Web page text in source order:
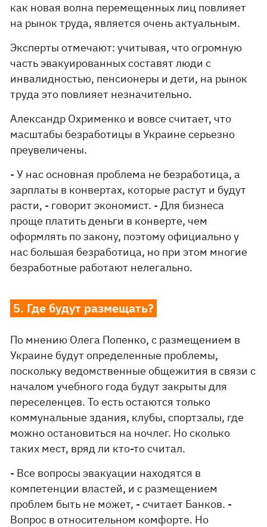
как новая волна перемещенных лиц повлияет
на рынок труда, является очень актуальным.
Эксперты отмечают: учитывая, что огромную
часть эвакуированных составят люди с
инвалидностью, пенсионеры и дети, на рынок
труда это повлияет незначительно.
Александр Охрименко и вовсе считает, что
масштабы безработицы в Украине серьезно
преувеличены.
- У нас основная проблема не безработица, а
зарплаты в конвертах, которые растут и будут
расти, - говорит экономист. - Для бизнеса
проще платить деньги в конверте, чем
оформлять по закону, поэтому официально у
нас большая безработица, но при этом многие
безработные работают нелегально.
5. Где будут размещать?
По мнению Олега Попенко, с размещением в
Украине будут определенные проблемы,
поскольку ведомственные общежития в связи с
началом учебного года будут закрыты для
переселенцев. То есть остаются только
коммунальные здания, клубы, спортзалы, где
можно остановиться на ночлег. Но сколько
таких мест, вряд ли кто-то считал.
- Все вопросы эвакуации находятся в
компетенции властей, и с размещением
проблем быть не может, - считает Банков. -
Вопрос в относительном комфорте. Но